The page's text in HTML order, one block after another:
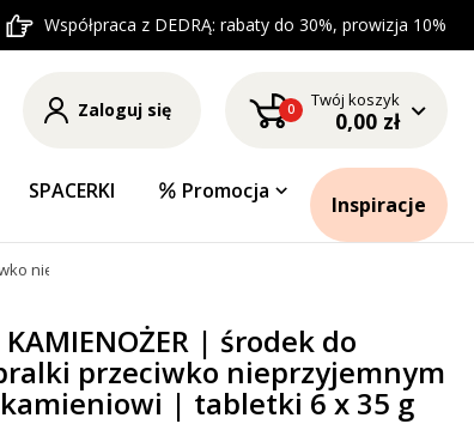
Współpraca z DEDRĄ: rabaty do 30%, prowizja 10%
Zaloguj się 0 Twój koszyk
0,00 zł
SPACERKI Promocja
Inspiracje
nieprzyjemnym zapachom & kamieniowi | tabletki 6 x 35 g
| środek do
przeciwko nieprzyjemnym
| tabletki 6 x 35 g